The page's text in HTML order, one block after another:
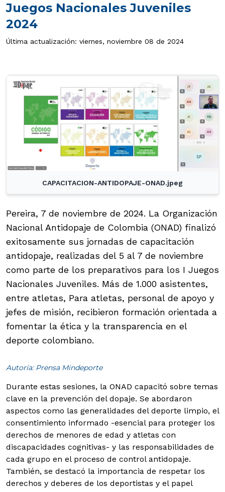
Juegos Nacionales Juveniles
2024
Última actualización: viernes, noviembre 08 de 2024
CAPACITACION-ANTIDOPAJE-ONAD.jpeg
Pereira, 7 de noviembre de 2024. La Organización
Nacional Antidopaje de Colombia (ONAD) finalizó
exitosamente sus jornadas de capacitación
antidopaje, realizadas del 5 al 7 de noviembre
como parte de los preparativos para los I Juegos
Nacionales Juveniles. Más de 1.000 asistentes,
entre atletas, Para atletas, personal de apoyo y
jefes de misión, recibieron formación orientada a
fomentar la ética y la transparencia en el
deporte colombiano.
Autoría: Prensa Mindeporte
Durante estas sesiones, la ONAD capacitó sobre temas
clave en la prevención del dopaje. Se abordaron
aspectos como las generalidades del deporte limpio, el
consentimiento informado -esencial para proteger los
derechos de menores de edad y atletas con
discapacidades cognitivas- y las responsabilidades de
cada grupo en el proceso de control antidopaje.
También, se destacó la importancia de respetar los
derechos y deberes de los deportistas y el papel